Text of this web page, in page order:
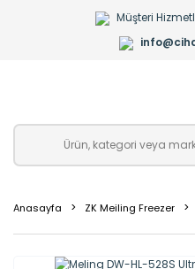
Müşteri
Anasayfa ZK Meiling Freezer